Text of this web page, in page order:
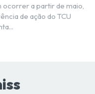
ocorrer a partir de maio,
de ação do TCU